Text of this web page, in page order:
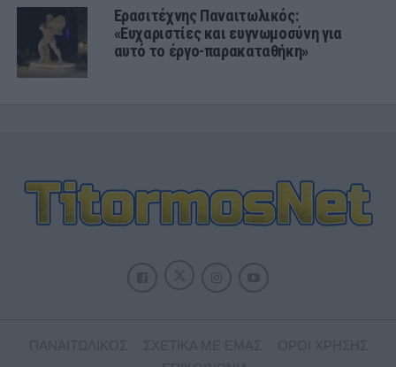
Ερασιτέχνης Παναιτωλικός:
«Ευχαριστίες και ευγνωμοσύνη για
αυτό το έργο-παρακαταθήκη»